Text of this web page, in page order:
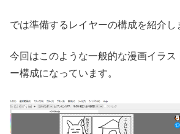
では準備するレイヤーの構成を紹介し
今回はこのような一般的な漫画イラス
ー構成になっています。